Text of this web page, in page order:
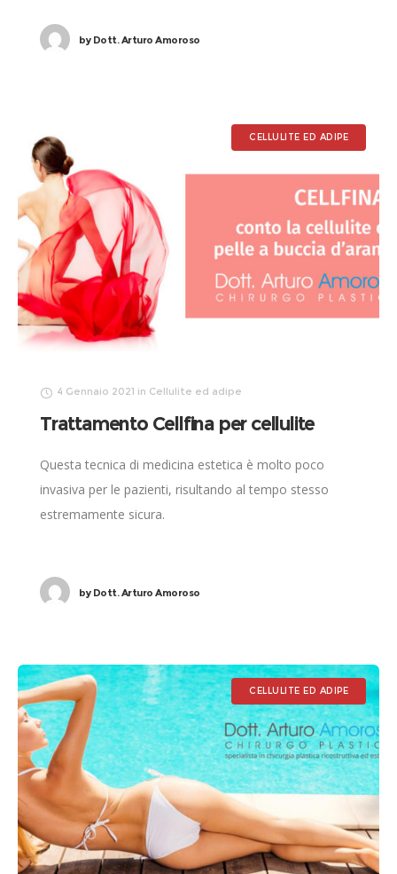
byDott. Arturo Amoroso
CELLULITE ED ADIPE
4 Gennaio 2021 in Cellulite ed adipe
Trattamento Cellfina per cellulite
Questa tecnica di medicina estetica è molto poco
invasiva per le pazienti, risultando al tempo stesso
estremamente sicura.
byDott. Arturo Amoroso
CELLULITE ED ADIPE